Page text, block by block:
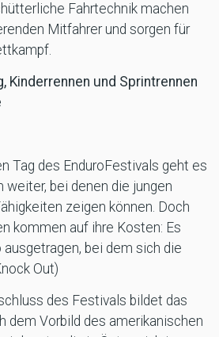
Fahrtechnik machen
Mitfahrer und sorgen für
Kinderrennen und Sprintrennen
Tag des EnduroFestivals geht es
weiter, bei denen die jungen
zeigen können. Doch
kommen auf ihre Kosten: Es
bei dem sich die
Out)
des Festivals bildet das
dem Vorbild des amerikanischen